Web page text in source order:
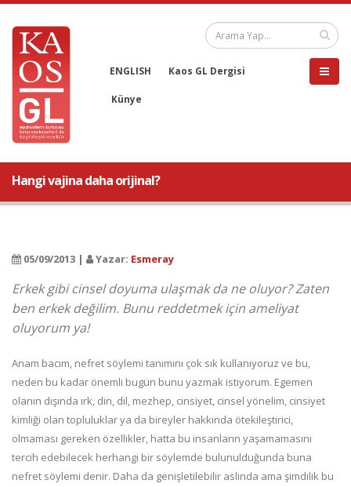
ENGLISH Kaos GL Dergisi
Künye
Hangi vajina daha orijinal?
05/09/2013 | Yazar: Esmeray
Erkek gibi cinsel doyuma ulaşmak da ne oluyor? Zaten
ben erkek değilim. Bunu reddetmek için ameliyat
oluyorum ya!
Anam bacım, nefret söylemi tanımını çok sık kullanıyoruz ve bu,
neden bu kadar önemli bugün bunu yazmak istiyorum. Egemen
olanın dışında ırk, din, dil, mezhep, cinsiyet, cinsel yönelim, cinsiyet
kimliği olan topluluklar ya da bireyler hakkında ötekileştirici,
olmaması gereken özellikler, hatta bu insanların yaşamamasını
tercih edebilecek herhangi bir söylemde bulunulduğunda buna
nefret söylemi denir. Daha da genişletilebilir aslında ama şimdilik bu